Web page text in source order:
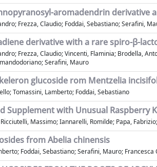
aromadendrin derivative
Frezza, Claudio; Foddai, Sebastiano; Serafini,
derivative with a rare spiro-β-
Frezza, Claudio; Vincenti, Flaminia; Brodella,
Serafini, Mauro
glucoside rom Mentzelia
Tomassini, Lamberto; Foddai, Sebastiano
Supplement with Unusual Raspberry
Massimo; Iannarelli, Romilde; Papa,
from Abelia chinensis
Foddai, Sebastiano; Serafini, Mauro; Francesca